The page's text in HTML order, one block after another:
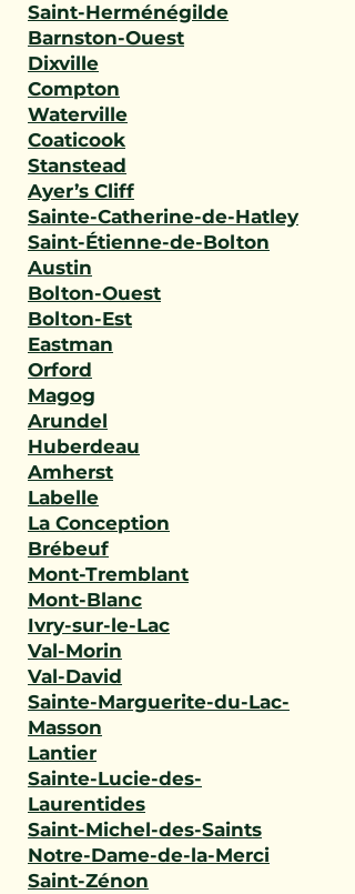
Saint-Herménégilde
Barnston-Ouest
Dixville
Compton
Waterville
Coaticook
Stanstead
Ayer’s Cliff
Sainte-Catherine-de-Hatley
Saint-Étienne-de-Bolton
Austin
Bolton-Ouest
Bolton-Est
Eastman
Orford
Magog
Arundel
Huberdeau
Amherst
Labelle
La Conception
Brébeuf
Mont-Tremblant
Mont-Blanc
Ivry-sur-le-Lac
Val-Morin
Val-David
Sainte-Marguerite-du-Lac-
Masson
Lantier
Sainte-Lucie-des-
Laurentides
Saint-Michel-des-Saints
Notre-Dame-de-la-Merci
Saint-Zénon